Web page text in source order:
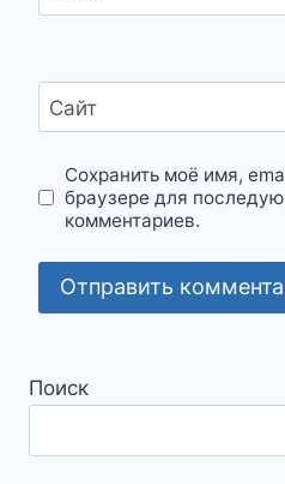
Сайт
Сохранить моё имя,
браузере для
комментариев.
Поиск